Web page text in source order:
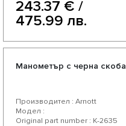
243.37 € /
475.99 лв.
Манометър с черна скоба
Производител : Arnott
Модел :
Original part number : K-2635